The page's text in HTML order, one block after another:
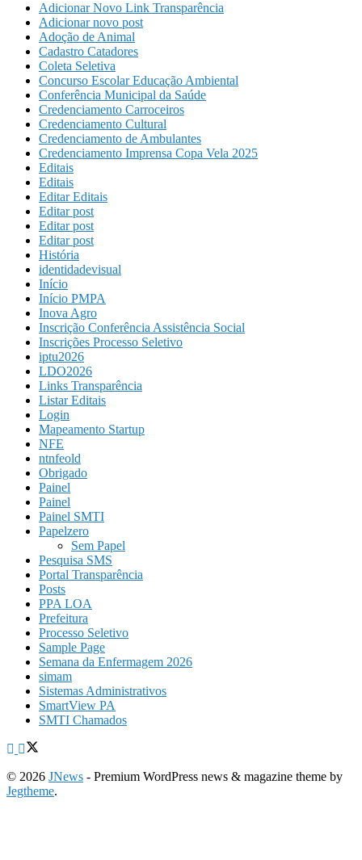
Adicionar Novo Link Transparência
Adicionar novo post
Adoção de Animal
Cadastro Catadores
Coleta Seletiva
Concurso Escolar Educação Ambiental
Conferência Municipal da Saúde
Credenciamento Carroceiros
Credenciamento Cultural
Credenciamento de Ambulantes
Credenciamento Imprensa Copa Vela 2025
Editais
Editais
Editar Editais
Editar post
Editar post
Editar post
História
identidadevisual
Início
Início PMPA
Inova Agro
Inscrição Conferência Assistência Social
Inscrições Processo Seletivo
iptu2026
LDO2026
Links Transparência
Listar Editais
Login
Mapeamento Startup
NFE
ntnfeold
Obrigado
Painel
Painel
Painel SMTI
Papelzero
Sem Papel
Pesquisa SMS
Portal Transparência
Posts
PPA LOA
Prefeitura
Processo Seletivo
Sample Page
Semana da Enfermagem 2026
simam
Sistemas Administrativos
SmartView PA
SMTI Chamados
© 2026 JNews - Premium WordPress news & magazine theme by
Jegtheme.